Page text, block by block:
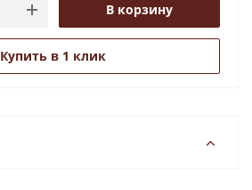
В корзину
Купить в 1 клик